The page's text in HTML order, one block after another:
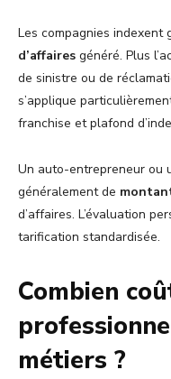
Les compagnies indexent
d’affaires généré. Plus
de sinistre ou de
s’applique
franchise et plafond
Un auto-entrepreneur ou
généralement de
d’affaires. L’évaluation
tarification standardisée.
Combien
métiers ?